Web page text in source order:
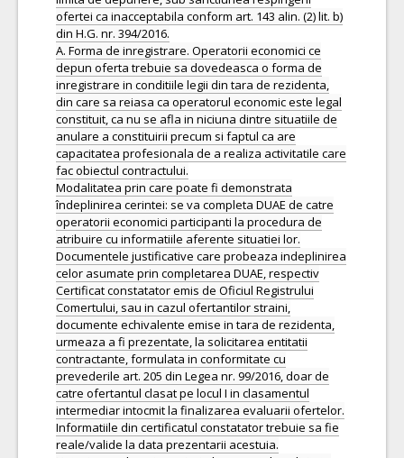
ofertei ca inacceptabila conform art. 143 alin. (2) lit. b)
din H.G. nr. 394/2016.
A. Forma de inregistrare. Operatorii economici ce
depun oferta trebuie sa dovedeasca o forma de
inregistrare in conditiile legii din tara de rezidenta,
din care sa reiasa ca operatorul economic este legal
constituit, ca nu se afla in niciuna dintre situatiile de
anulare a constituirii precum si faptul ca are
capacitatea profesionala de a realiza activitatile care
fac obiectul contractului.
Modalitatea prin care poate fi demonstrata
îndeplinirea cerintei: se va completa DUAE de catre
operatorii economici participanti la procedura de
atribuire cu informatiile aferente situatiei lor.
Documentele justificative care probeaza indeplinirea
celor asumate prin completarea DUAE, respectiv
Certificat constatator emis de Oficiul Registrului
Comertului, sau in cazul ofertantilor straini,
documente echivalente emise in tara de rezidenta,
urmeaza a fi prezentate, la solicitarea entitatii
contractante, formulata in conformitate cu
prevederile art. 205 din Legea nr. 99/2016, doar de
catre ofertantul clasat pe locul I in clasamentul
intermediar intocmit la finalizarea evaluarii ofertelor.
Informatiile din certificatul constatator trebuie sa fie
reale/valide la data prezentarii acestuia.